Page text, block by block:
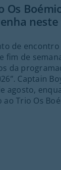
Os
de encontro
fim de
da
Captain
agosto,
Trio Os